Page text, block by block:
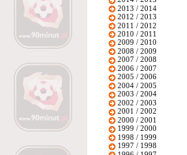
2013 / 2014
2012 / 2013
2011 / 2012
2010 / 2011
2009 / 2010
2008 / 2009
2007 / 2008
2006 / 2007
2005 / 2006
2004 / 2005
2003 / 2004
2002 / 2003
2001 / 2002
2000 / 2001
1999 / 2000
1998 / 1999
1997 / 1998